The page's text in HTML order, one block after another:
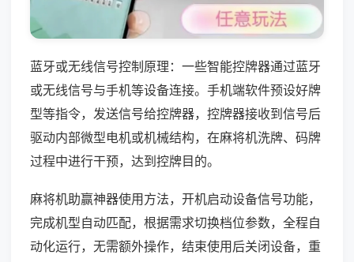
蓝牙或无线信号控制原理：一些智能控牌器通过蓝牙
或无线信号与手机等设备连接。手机端软件预设好牌
型等指令，发送信号给控牌器，控牌器接收到信号后
驱动内部微型电机或机械结构，在麻将机洗牌、码牌
过程中进行干预，达到控牌目的。
麻将机助赢神器使用方法，开机启动设备信号功能，
完成机型自动匹配，根据需求切换档位参数，全程自
动化运行，无需额外操作，结束使用后关闭设备，重